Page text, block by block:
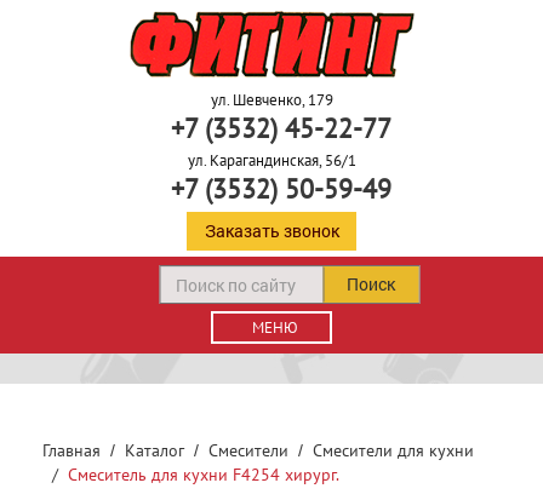
ул. Шевченко, 179
+7 (3532) 45-22-77
ул. Карагандинская, 56/1
+7 (3532) 50-59-49
Заказать звонок
МЕНЮ
Поиск
Главная Каталог Смесители
Смесители для кухни
Смеситель для кухни F4254 хирург.